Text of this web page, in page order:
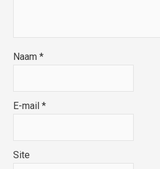
Naam*
E-mail*
Site